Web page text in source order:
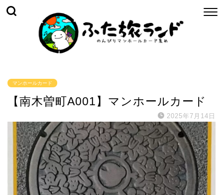
マンホールカード
【南木曽町A001】マンホールカード
2025年7月14日